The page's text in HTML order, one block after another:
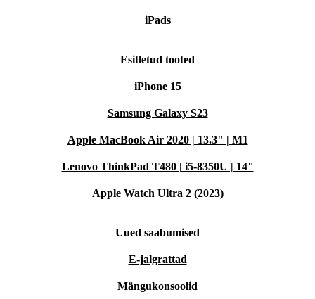
iPads
Esitletud tooted
iPhone 15
Samsung Galaxy S23
Apple MacBook Air 2020 | 13.3" | M1
Lenovo ThinkPad T480 | i5-8350U | 14"
Apple Watch Ultra 2 (2023)
Uued saabumised
E-jalgrattad
Mängukonsoolid